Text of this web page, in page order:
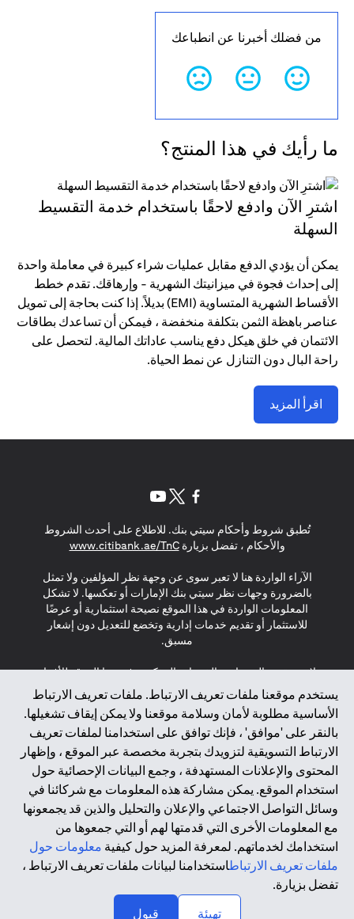
من فضلك أخبرنا عن انطباعك
ما رأيك في هذا المنتج؟
اشترِ الآن وادفع لاحقًا باستخدام خدمة التقسيط
السهلة
يمكن أن يؤدي الدفع مقابل عمليات شراء كبيرة في معاملة واحدة
إلى إحداث فجوة في ميزانيتك الشهرية - وإرهاقك. تقدم خطط
الأقساط الشهرية المتساوية (EMI) بديلاً. إذا كنت بحاجة إلى تمويل
عناصر باهظة الثمن بتكلفة منخفضة ، فيمكن أن تساعدك بطاقات
الائتمان في خلق هيكل دفع يناسب عاداتك المالية. لتحصل على
راحة البال دون التنازل عن نمط الحياة.
اقرأ المزيد
يستخدم موقعنا ملفات تعريف الارتباط. ملفات تعريف الارتباط
الأساسية مطلوبة لأمان وسلامة موقعنا ولا يمكن إيقاف تشغيلها.
بالنقر على 'موافق' ، فإنك توافق على استخدامنا لملفات تعريف
الارتباط التسويقية لتزويدك بتجربة مخصصة عبر الموقع ، وإظهار
المحتوى والإعلانات المستهدفة ، وجمع البيانات الإحصائية حول
استخدام الموقع. يمكن مشاركة هذه المعلومات مع شركائنا في
وسائل التواصل الاجتماعي والإعلان والتحليل والذين قد يجمعونها
مع المعلومات الأخرى التي قدمتها لهم أو التي جمعوها من
استخدامك لخدماتهم. لمعرفة المزيد حول كيفية معلومات حول
ملفات تعريف الارتباطاستخدامنا لبيانات ملفات تعريف الارتباط ،
تفضل بزيارة.
تهيئة
قبول
تُطبق شروط وأحكام سيتي بنك. للاطلاع على أحدث الشروط
والأحكام ، تفضل بزيارةwww.citibank.ae/TnC
in a new tab
الآراء الواردة هنا لا تعبر سوى عن وجهة نظر المؤلفين ولا تمثل
بالضرورة وجهات نظر سيتي بنك الإمارات أو تعكسها. لا تشكل
المعلومات الواردة في هذا الموقع نصيحة استثمارية أو عرضًا
للاستثمار أو تقديم خدمات إدارية وتخضع للتعديل دون إشعار
مسبق.
لا يتم تقديم المنتجات والخدمات المذكورة في هذا الموقع للأفراد
المقيمين في الاتحاد الأوروبي أو المنطقة الاقتصادية الأوروبية أو
سويسرا أو غيرنسي أو جيرسي أو موناكو أو سان مارينو أو
الفاتيكان أو جزيرة مان أو المملكة المتحدة أو خصوصية البيانات
(لائحة حماية البيانات العامة \ قانون حماية البيانات الشخصية
العامة \ قانون خصوصية نيوزيلندا). المحتوى الموجود في هذه
الصفحة ليس ولا ينبغي تفسيره على أنه عرض أو دعوة أو دعوة
لشراء أو بيع أي من المنتجات والخدمات المذكورة هنا لمثل هؤلاء
الأفراد.
*GDPR – اللائحة العامة لحماية البيانات؛ * LGPD – Lei Geral de
Proteção de Dados Pessoais ; *NZPA – قانون الخصوصية
النيوزيلندي
2025 citibank.ae